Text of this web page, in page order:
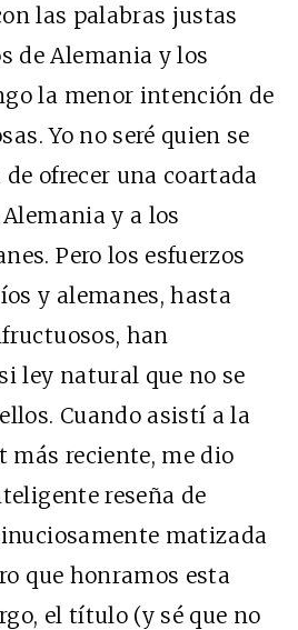
las palabras justas
de Alemania y los
la menor intención de
Yo no seré quien se
ofrecer una coartada
y a los
Pero los esfuerzos
y alemanes, hasta
han
ley natural que no se
Cuando asistí a la
más reciente, me dio
reseña de
matizada
que honramos esta
el título (y sé que no